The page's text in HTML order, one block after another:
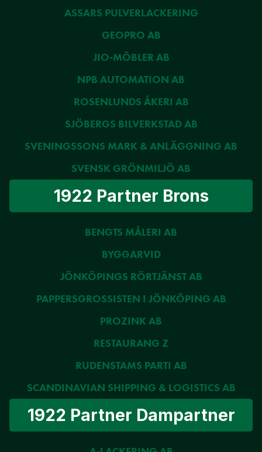
ASSARS PULVERLACKERING
GEOPRO AB
JIO-MÖBLER AB
NPB AUTOMATION AB
ROSENLUNDS ÅKERI AB
SJÖBERGS BILVERKSTAD AB
SVENINGSSONS MARK & ANLÄGGNING AB
SVENSK GRÖNMILJÖ AB
1922 Partner Brons
BENGTS MÅLERI AB
BYGGARVID
JÖNKÖPINGS RÖRTJÄNST AB
PAPPERSGROSSISTEN I JÖNKÖPING AB
PROZINK AB
RESTAURANG Z
RUDENSTAMS PARTI AB
SCANDINAVIAN SHIPPING & LOGISTICS AB
1922 Partner Dampartner